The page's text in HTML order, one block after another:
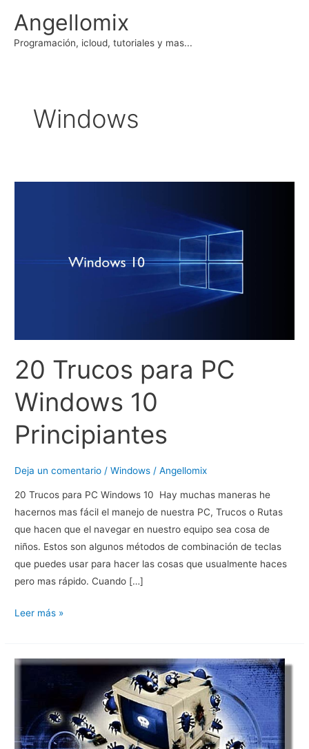
contenido
Angellomix
Programación, icloud, tutoriales y mas...
Windows
20 Trucos para PC
Windows 10
Principiantes
Deja un comentario /Windows /Angellomix
20 Trucos para PC Windows 10 Hay muchas maneras he
hacernos mas fácil el manejo de nuestra PC, Trucos o Rutas
que hacen que el navegar en nuestro equipo sea cosa de
niños. Estos son algunos métodos de combinación de teclas
que puedes usar para hacer las cosas que usualmente haces
pero mas rápido. Cuando […]
20
PC
Windows
Principiantes
Leer más »